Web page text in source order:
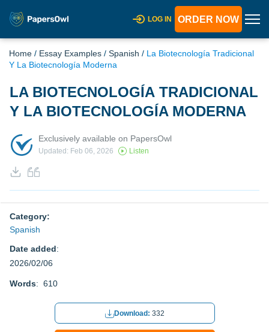
LOG IN ORDER NOW
Home / Essay Examples / Spanish / La Biotecnología Tradicional
Y La Biotecnología Moderna
LA BIOTECNOLOGÍA TRADICIONAL
Y LA BIOTECNOLOGÍA MODERNA
Exclusively available on PapersOwl
Updated: Feb 06, 2026 Listen
Category:
Spanish
Date added:
2026/02/06
Words: 610
Download: 332